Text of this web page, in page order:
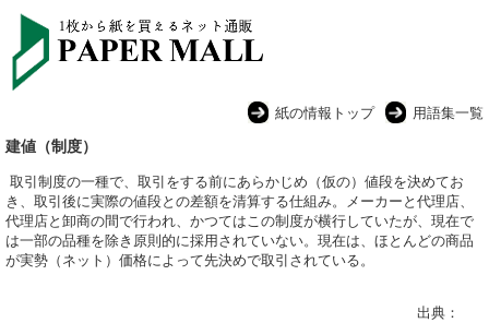
紙の情報トップ 用語集一覧
建値（制度）
取引制度の一種で、取引をする前にあらかじめ（仮の）値段を決めてお
き、取引後に実際の値段との差額を清算する仕組み。メーカーと代理店、
代理店と卸商の間で行われ、かつてはこの制度が横行していたが、現在で
は一部の品種を除き原則的に採用されていない。現在は、ほとんどの商品
が実勢（ネット）価格によって先決めで取引されている。
出典：